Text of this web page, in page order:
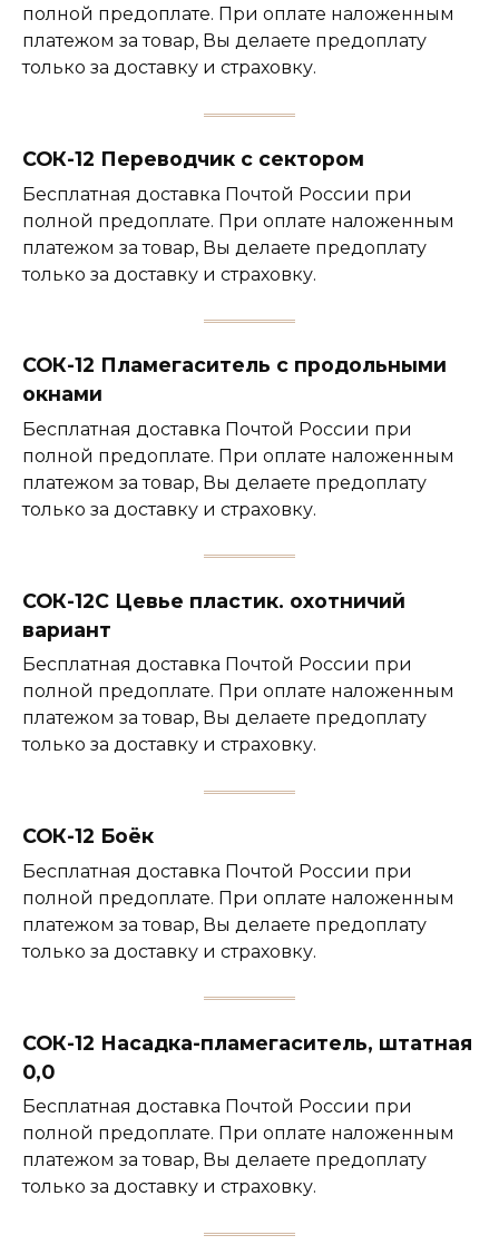
полной предоплате. При оплате наложенным
платежом за товар, Вы делаете предоплату
только за доставку и страховку.
СОК-12 Переводчик с сектором
Бесплатная доставка Почтой России при
полной предоплате. При оплате наложенным
платежом за товар, Вы делаете предоплату
только за доставку и страховку.
СОК-12 Пламегаситель с продольными
окнами
Бесплатная доставка Почтой России при
полной предоплате. При оплате наложенным
платежом за товар, Вы делаете предоплату
только за доставку и страховку.
СОК-12С Цевье пластик. охотничий
вариант
Бесплатная доставка Почтой России при
полной предоплате. При оплате наложенным
платежом за товар, Вы делаете предоплату
только за доставку и страховку.
СОК-12 Боёк
Бесплатная доставка Почтой России при
полной предоплате. При оплате наложенным
платежом за товар, Вы делаете предоплату
только за доставку и страховку.
СОК-12 Насадка-пламегаситель, штатная
0,0
Бесплатная доставка Почтой России при
полной предоплате. При оплате наложенным
платежом за товар, Вы делаете предоплату
только за доставку и страховку.